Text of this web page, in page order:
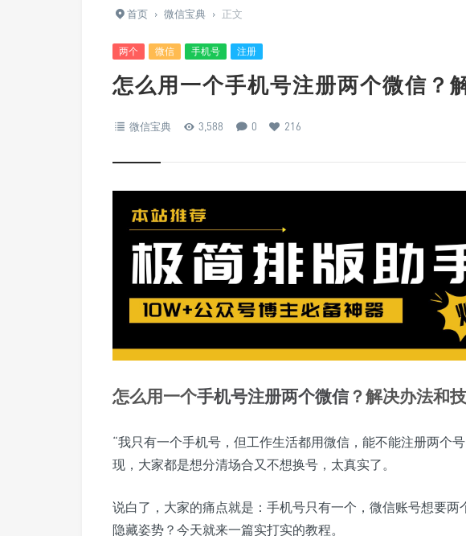
首页 › 微信宝典 › 正文
两个 微信 手机号 注册
怎么用一个手机号注册两个微信？
微信宝典 3,588 0 216
怎么用一个手机号注册两个微信？解决办法和
“我只有一个手机号，但工作生活都用微信，能不能注册两个
现，大家都是想分清场合又不想换号，太真实了。
说白了，大家的痛点就是：手机号只有一个，微信账号想要
隐藏姿势？今天就来一篇实打实的教程。